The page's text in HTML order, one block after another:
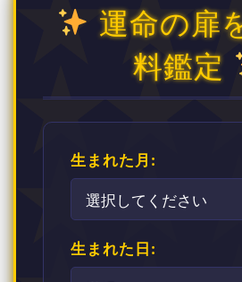
運命の扉
料鑑定
生まれた月:
生まれた日: